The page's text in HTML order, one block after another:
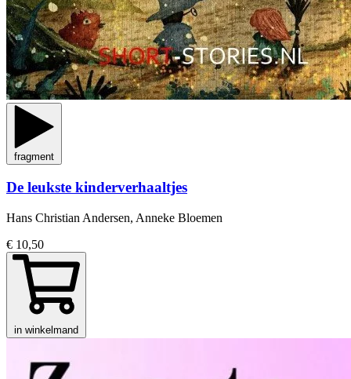
fragment
De leukste kinderverhaaltjes
Hans Christian Andersen, Anneke Bloemen
€ 10,50
in winkelmand